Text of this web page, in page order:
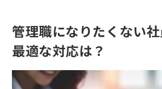
管理職になりたくない
最適な対応は？